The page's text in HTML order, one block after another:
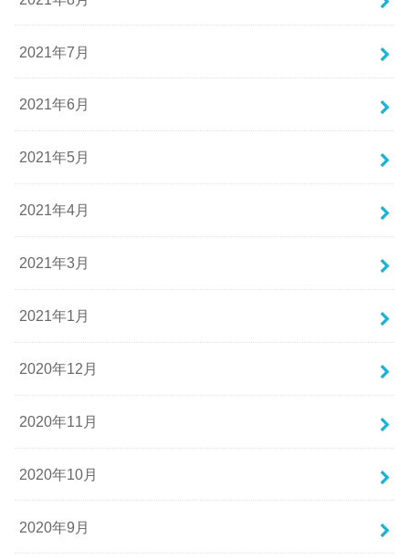
2021年7月
2021年6月
2021年5月
2021年4月
2021年3月
2021年1月
2020年12月
2020年11月
2020年10月
2020年9月